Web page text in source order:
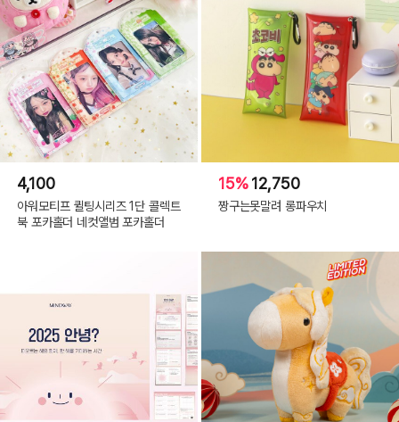
4,100
아워모티프 퀼팅시리즈 1단 콜렉트
북 포카홀더 네컷앨범 포카홀더
15%12,750
짱구는못말려 롱파우치